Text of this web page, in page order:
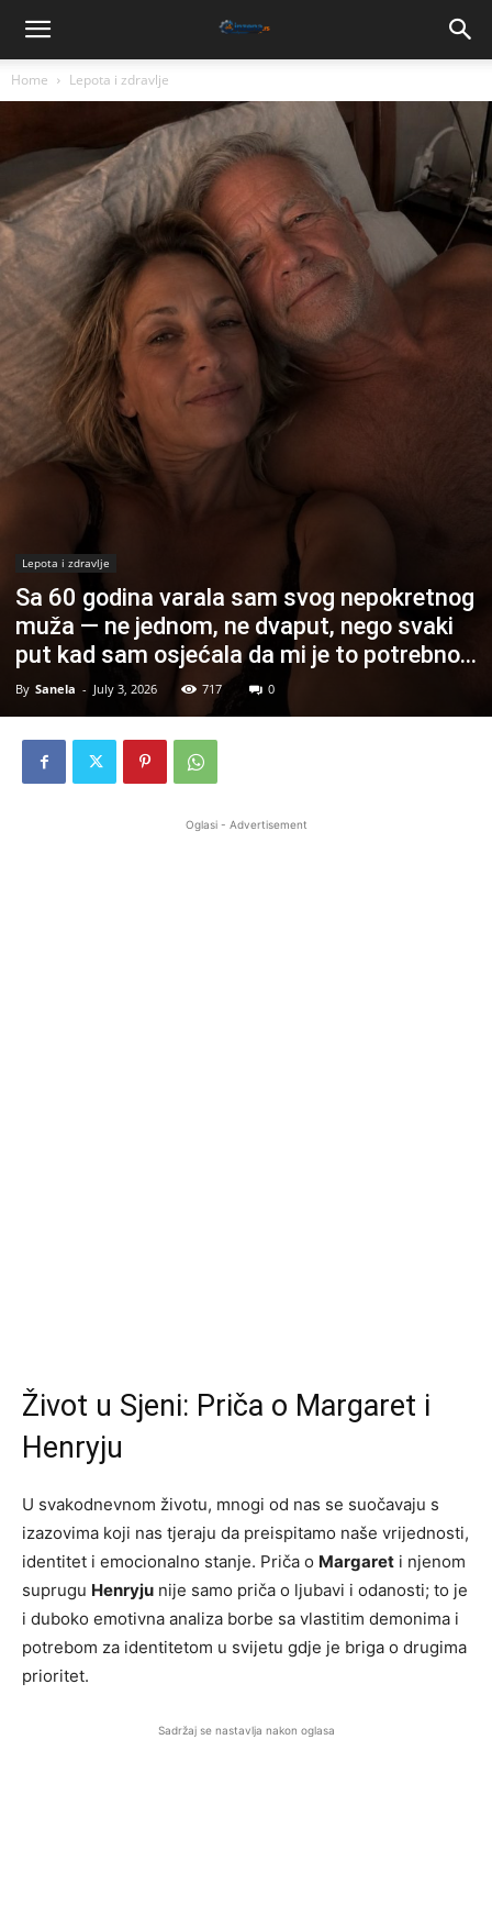
Home Lepota i zdravlje
Lepota i zdravlje
Sa 60 godina varala sam svog nepokretnog
muža — ne jednom, ne dvaput, nego svaki
put kad sam osjećala da mi je to potrebno…
By Sanela - July 3, 2026 717 0
Oglasi - Advertisement
Život u Sjeni: Priča o Margaret i
Henryju
U svakodnevnom životu, mnogi od nas se suočavaju s
izazovima koji nas tjeraju da preispitamo naše vrijednosti,
identitet i emocionalno stanje. Priča o Margaret i njenom
suprugu Henryju nije samo priča o ljubavi i odanosti; to je
i duboko emotivna analiza borbe sa vlastitim demonima i
potrebom za identitetom u svijetu gdje je briga o drugima
prioritet.
Sadržaj se nastavlja nakon oglasa